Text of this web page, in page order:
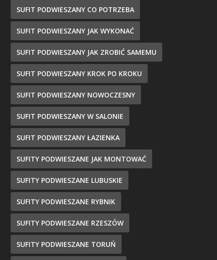
SUFIT PODWIESZANY CO POTRZEBA
SUFIT PODWIESZANY JAK WYKONAĆ
SUFIT PODWIESZANY JAK ZROBIĆ SAMEMU
SUFIT PODWIESZANY KROK PO KROKU
SUFIT PODWIESZANY NOWOCZESNY
SUFIT PODWIESZANY W SALONIE
SUFIT PODWIESZANY ŁAZIENKA
SUFITY PODWIESZANE JAK MONTOWAĆ
SUFITY PODWIESZANE LUBUSKIE
SUFITY PODWIESZANE RYBNIK
SUFITY PODWIESZANE RZESZÓW
SUFITY PODWIESZANE TORUŃ